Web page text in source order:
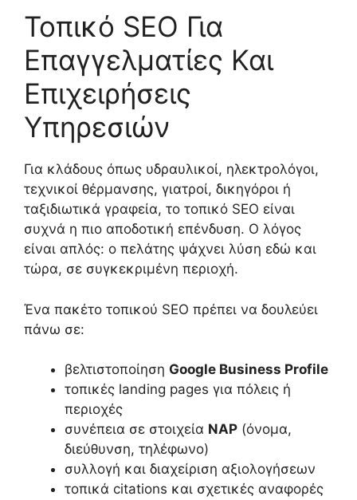
Τοπικό SEO Για
Επαγγελματίες Και
Επιχειρήσεις
Υπηρεσιών
Για κλάδους όπως υδραυλικοί, ηλεκτρολόγοι,
τεχνικοί θέρμανσης, γιατροί, δικηγόροι ή
ταξιδιωτικά γραφεία, το τοπικό SEO είναι
συχνά η πιο αποδοτική επένδυση. Ο λόγος
είναι απλός: ο πελάτης ψάχνει λύση εδώ και
τώρα, σε συγκεκριμένη περιοχή.
Ένα πακέτο τοπικού SEO πρέπει να δουλεύει
πάνω σε:
βελτιστοποίηση Google Business Profile
τοπικές landing pages για πόλεις ή
περιοχές
συνέπεια σε στοιχεία NAP (όνομα,
διεύθυνση, τηλέφωνο)
συλλογή και διαχείριση αξιολογήσεων
τοπικά citations και σχετικές αναφορές